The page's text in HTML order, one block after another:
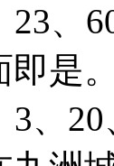
23、
是。
、